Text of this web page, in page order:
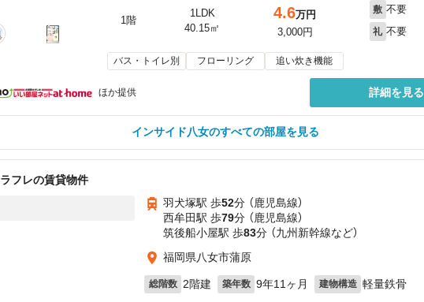
1階
1LDK
40.15㎡
4.6万円
3,000円
敷 不要
礼 不要
バス・トイレ別 フローリング 追い炊き機能
ほか提供 詳細を見る
インサイド八女のすべての部屋を見る
ラフレの賃貸物件
羽犬塚駅 歩52分 （鹿児島線）
西牟田駅 歩79分 （鹿児島線）
筑後船小屋駅 歩83分 （九州新幹線など）
福岡県八女市蒲原
総階数 2階建 築年数 9年11ヶ月 建物構造 軽量鉄骨